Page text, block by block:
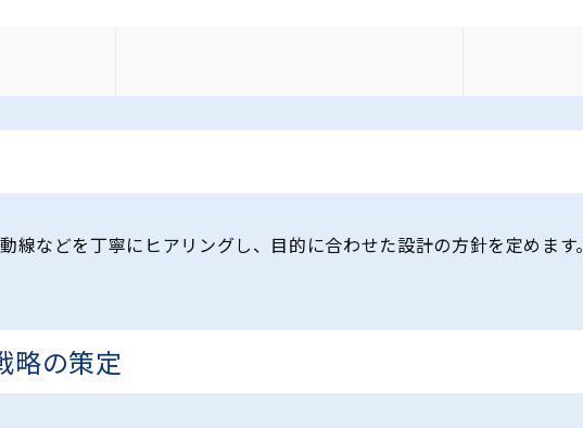
線などを丁寧にヒアリングし、目的に合わせた設計の方針を定めます。
略の策定